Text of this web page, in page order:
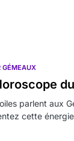
GÉMEAUX
parlent aux
cette